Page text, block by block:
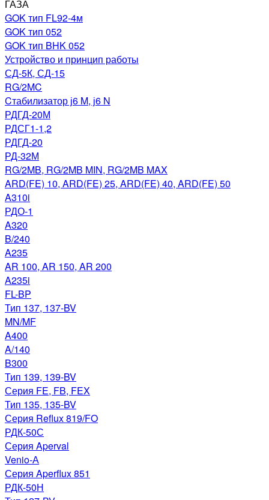
ГАЗА
GOK тип FL92-4м
GOK тип 052
GOK тип BHK 052
Устройство и принцип работы
СД-5К, СД-15
RG/2MC
Cтабилизатор ј6 M, ј6 N
РДГД-20М
РДСГ1-1,2
РДГД-20
РД-32М
RG/2MB, RG/2MB MIN, RG/2MB MAX
ARD(FE) 10, ARD(FE) 25, ARD(FE) 40, ARD(FE) 50
A310i
РДО-1
A320
B/240
A235
AR 100, AR 150, AR 200
A235i
FL-BP
Тип 137, 137-BV
MN/MF
A400
A/140
B300
Тип 139, 139-BV
Серия FE, FB, FEX
Тип 135, 135-BV
Серия Reflux 819/FO
РДК-50С
Серия Aperval
Venio-А
Серия Aperflux 851
РДК-50Н